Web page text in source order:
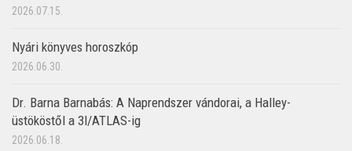
2026.07.15.
Nyári könyves horoszkóp
2026.06.30.
Dr. Barna Barnabás: A Naprendszer vándorai, a Halley-
üstököstől a 3I/ATLAS-ig
2026.06.18.